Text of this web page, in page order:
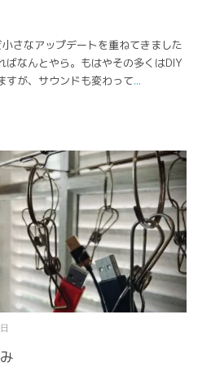
さなアップデートを重ねてきました
ばなんとやら。もはやその多くはDIY
すが、サウンドも変わって...